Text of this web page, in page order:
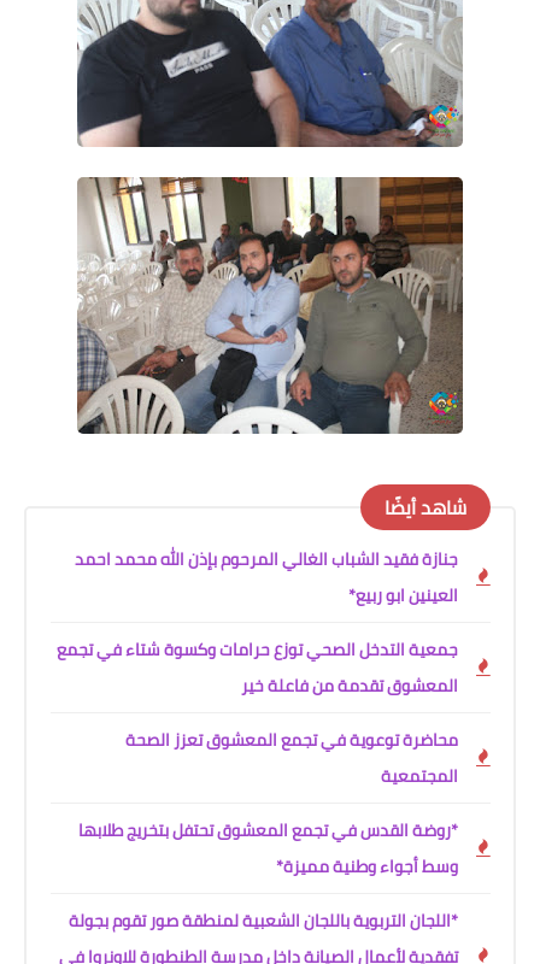
شاهد أيضًا
جنازة فقيد الشباب الغالي المرحوم بإذن الله محمد احمد
العينين ابو ربيع*
جمعية التدخل الصحي توزع حرامات وكسوة شتاء في تجمع
المعشوق تقدمة من فاعلة خير
محاضرة توعوية في تجمع المعشوق تعزز الصحة
المجتمعية
*روضة القدس في تجمع المعشوق تحتفل بتخريج طلابها
وسط أجواء وطنية مميزة*
*اللجان التربوية باللجان الشعبية لمنطقة صور تقوم بجولة
تفقدية لأعمال الصيانة داخل مدرسة الطنطورة للاونروا في